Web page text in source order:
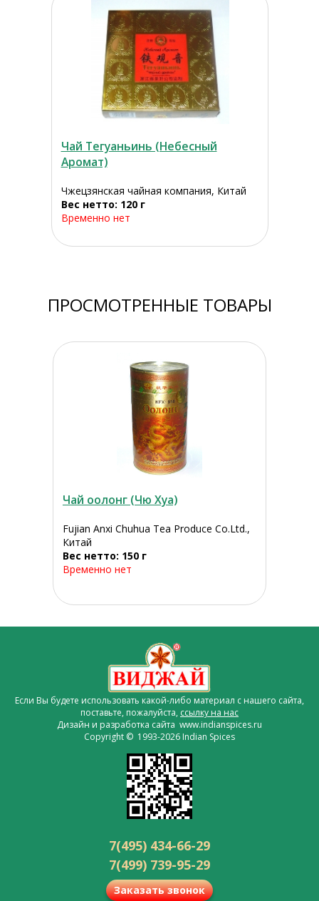
Чай Тегуаньинь (Небесный
Аромат)
Чжецзянская чайная компания, Китай
Вес нетто: 120 г
Временно нет
ПРОСМОТРЕННЫЕ ТОВАРЫ
Чай оолонг (Чю Хуа)
Fujian Anxi Chuhua Tea Produce Co.Ltd.,
Китай
Вес нетто: 150 г
Временно нет
Если Вы будете использовать какой-либо материал с нашего сайта,
поставьте, пожалуйста, ссылку на нас
Дизайн и разработка сайта www.indianspices.ru
Copyright © 1993-2026 Indian Spices
7(495) 434-66-29
7(499) 739-95-29
Заказать звонок